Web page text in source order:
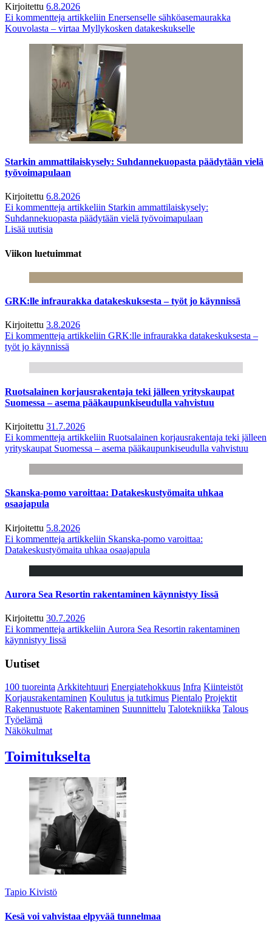
Kirjoitettu 6.8.2026
Ei kommentteja artikkeliin Enersenselle sähköasemaurakka
Kouvolasta – virtaa Myllykosken datakeskukselle
Starkin ammattilaiskysely: Suhdannekuopasta päädytään vielä
työvoimapulaan
Kirjoitettu 6.8.2026
Ei kommentteja artikkeliin Starkin ammattilaiskysely:
Suhdannekuopasta päädytään vielä työvoimapulaan
Lisää uutisia
Viikon luetuimmat
GRK:lle infraurakka datakeskuksesta – työt jo käynnissä
Kirjoitettu 3.8.2026
Ei kommentteja artikkeliin GRK:lle infraurakka datakeskuksesta –
työt jo käynnissä
Ruotsalainen korjausrakentaja teki jälleen yrityskaupat
Suomessa – asema pääkaupunkiseudulla vahvistuu
Kirjoitettu 31.7.2026
Ei kommentteja artikkeliin Ruotsalainen korjausrakentaja teki jälleen
yrityskaupat Suomessa – asema pääkaupunkiseudulla vahvistuu
Skanska-pomo varoittaa: Datakeskustyömaita uhkaa
osaajapula
Kirjoitettu 5.8.2026
Ei kommentteja artikkeliin Skanska-pomo varoittaa:
Datakeskustyömaita uhkaa osaajapula
Aurora Sea Resortin rakentaminen käynnistyy Iissä
Kirjoitettu 30.7.2026
Ei kommentteja artikkeliin Aurora Sea Resortin rakentaminen
käynnistyy Iissä
Uutiset
100 tuoreintaArkkitehtuuri Energiatehokkuus Infra Kiinteistöt
Korjausrakentaminen Koulutus ja tutkimus Pientalo Projektit
Rakennustuote Rakentaminen Suunnittelu Talotekniikka Talous
Työelämä
Näkökulmat
Toimitukselta
Tapio Kivistö
Kesä voi vahvistaa elpyvää tunnelmaa